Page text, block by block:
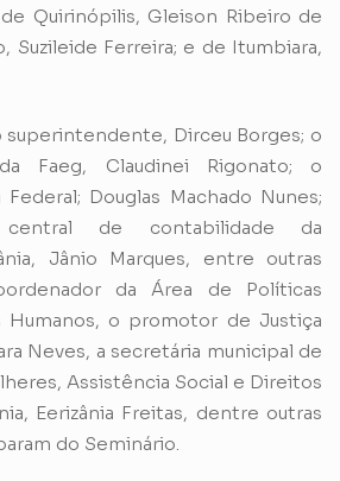
Quirinópilis, Gleison Ribeiro de
Suzileide Ferreira; e de Itumbiara,
superintendente, Dirceu Borges; o
Faeg, Claudinei Rigonato; o
Douglas Machado Nunes;
central de contabilidade da
Jânio Marques, entre outras
da Área de Políticas
Humanos, o promotor de Justiça
Neves, a secretária municipal de
Assistência Social e Direitos
Eerizânia Freitas, dentre outras
do Seminário.